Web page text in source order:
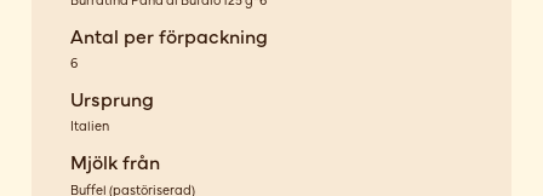
Antal per förpackning
6
Ursprung
Italien
Mjölk från
Buffel (pastöriserad)